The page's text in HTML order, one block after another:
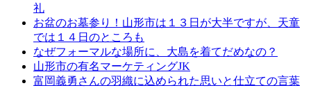
礼
お盆のお墓参り！山形市は１３日が大半ですが、天童
では１４日のところも
なぜフォーマルな場所に、大島を着てだめなの？
山形市の有名マーケティングJK
富岡義勇さんの羽織に込められた思いと仕立ての言葉